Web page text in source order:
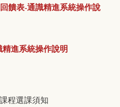
饋表-通識精進系統操作說
進系統操作說明
程選課須知